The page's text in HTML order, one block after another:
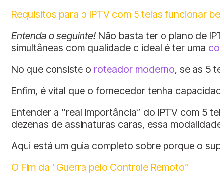
Requisitos para o IPTV com 5 telas funcionar
Entenda o seguinte! Não basta ter o plano de
simultâneas com qualidade o ideal é ter uma
No que consiste o roteador moderno, se as 5
Enfim, é vital que o fornecedor tenha
Entender a “real importância” do IPTV com 5
dezenas de assinaturas caras, essa
Aqui está um guia completo sobre porque o
O Fim da “Guerra pelo Controle Remoto”